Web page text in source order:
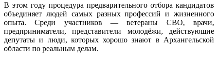
В этом году процедура предварительного отбора кандидатов
объединяет людей самых разных профессий и жизненного
опыта. Среди участников — ветераны СВО, врачи,
предприниматели, представители молодёжи, действующие
депутаты и люди, которых хорошо знают в Архангельской
области по реальным делам.